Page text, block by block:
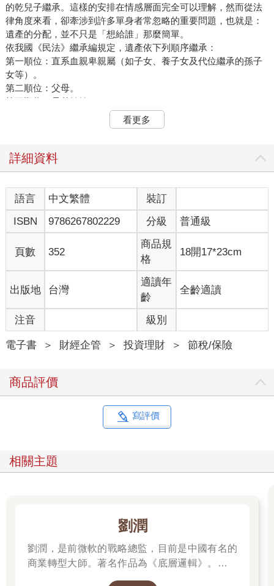
的乾兒子繼承。這樣的安排在情感層面完全可以理解，然而從法
律角度來看，卻牽涉到許多單身者常忽略的重要問題，也就是：
遺產的分配，並不只是「想給誰」那麼簡單。
依我國《民法》繼承編規定，遺產依下列順序繼承：
第一順位：直系血親卑親屬（如子女、養子女及代位繼承的孫子
女等）。
第二順位：父母。
第三順位：兄弟姊妹。
沒有配偶也沒有子女的單身者，父母即為法定繼承人；而若父母
以曹西平的情況，他單身且沒有任何子女，即便在生前曾經提到
乾兒子並不具備法定繼承人的身分。
因此，若希望特定對象實際取得遺產，仍須透過預立遺囑或安排
其他合法的財產規畫方式，例如：生前贈與、保險合約、信託合
約、個人傳承控股公司等。由於遺囑是在寫遺囑的人（通稱為遺
囑人）死亡後才生效，有時難以證實遺囑內容到底是真是假，因
此對於遺囑的呈現，只有《民法》規定的5種遺囑形式才有效（第
二章第3節），除此之外的通通無效。
至於很多人詢問遺囑是否需要公證，雖然公證不是必須，但公證
遺囑最能避免爭議，尤其單身族或頂客族常涉及兄弟姊妹繼承問
題，建議採公證。
預立遺囑雖能讓被繼承人，依照對每位繼承人的偏愛程度分配財
產，然而即使遺囑形式合法（如自書遺囑、公證遺囑、密封遺
兄弟仍屬法定繼承人，這樣即使遺囑中表明「一毛也不給姓曹
的……」，但其兄弟仍可能在特留分制度仍存在的情況下，依法
下面假設曹西平有2億元財產來試算，扣除遺產稅免稅額1,333萬
1.7億元。
其特留分，可主張扣減權的金額約為5,667萬元（1.7億元÷3），
也就是每位曹家兄弟的特留分有1,417萬元（5,667萬元÷4），亦
即曹西平的乾兒子最多只能拿到約1.13億元的遺產（稅後遺產1.7
億元—5,667萬元特留分）。
看更多
詳細資料
語言 中文繁體
裝訂
ISBN
9786267802229 分級 普通級
頁數 352
商品規
格
18開17*23cm
出版地 台灣
適讀年
齡
全齡適讀
注音 級別
電子書 ＞ 財經企管 ＞ 投資理財 ＞ 節稅/保險
商品評價
寫評價
相關主題
劉潤
劉潤，是前微軟的戰略總監，目前是中國有名的
商業轉型大師。著名作品為《底層邏輯》。唯有